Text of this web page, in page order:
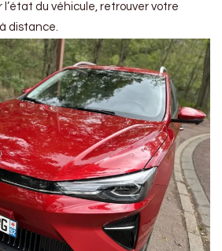
du véhicule, retrouver votre
distance.